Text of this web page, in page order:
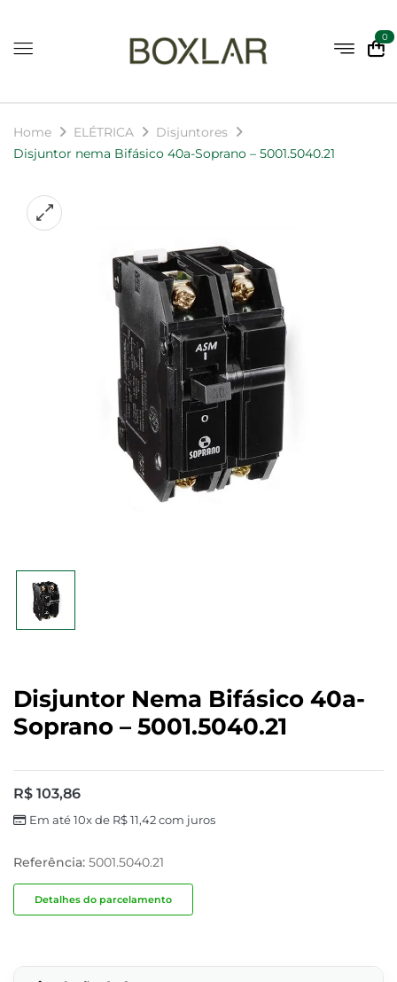
0
Home ELÉTRICA
Disjuntores
Disjuntor nema Bifásico 40a-Soprano – 5001.5040.21
Disjuntor Nema Bifásico 40a-
Soprano – 5001.5040.21
R$ 103,86
Em até 10x de R$11,42com juros
Referência: 5001.5040.21
Detalhes do parcelamento